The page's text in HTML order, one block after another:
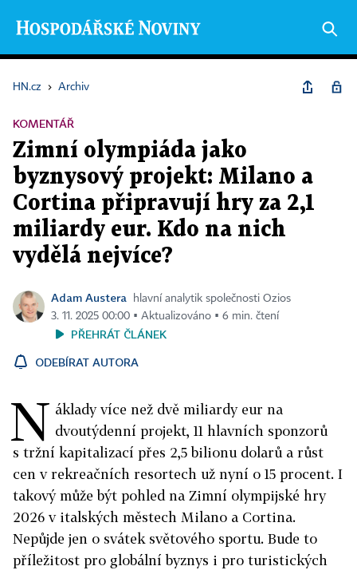
HN.cz › Archiv
KOMENTÁŘ
Zimní olympiáda jako
byznysový projekt: Milano a
Cortina připravují hry za 2,1
miliardy eur. Kdo na nich
vydělá nejvíce?
Adam Austera
hlavní analytik společnosti Ozios
3. 11. 2025 00:00 ▪ Aktualizováno ▪ 6 min. čtení
PŘEHRÁT ČLÁNEK
ODEBÍRAT AUTORA
N áklady více než dvě miliardy eur na
dvoutýdenní projekt, 11 hlavních sponzorů
s tržní kapitalizací přes 2,5 bilionu dolarů a růst
cen v rekreačních resortech už nyní o 15 procent. I
takový může být pohled na Zimní olympijské hry
2026 v italských městech Milano a Cortina.
Nepůjde jen o svátek světového sportu. Bude to
příležitost pro globální byznys i pro turistických